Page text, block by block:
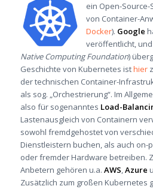
ein Open-
von Container-
Docker). Google
veröffentlicht, und
Native Computing Foundation)
Geschichte von Kubernetes isthier
der technischen Container-
als sog. „Orchestrierung“. Im
also für sogenanntes Load-
Lastenausgleich von Containern
sowohl fremdgehostet von
Dienstleistern buchen, als auch
oder fremder Hardware betreiben.
Anbetern gehören u.a. AWS,Azure
Zusätzlich zum großen Kubernetes